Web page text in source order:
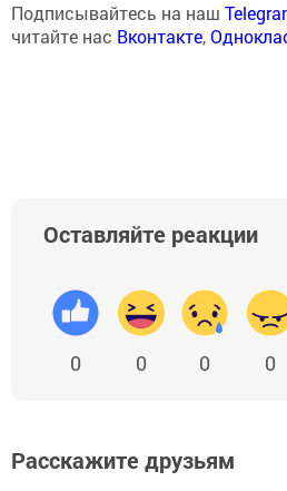
Подписывайтесь на наш
читайте нас Вконтакте,
Оставляйте реакции
0 0 0 0
Расскажите друзьям